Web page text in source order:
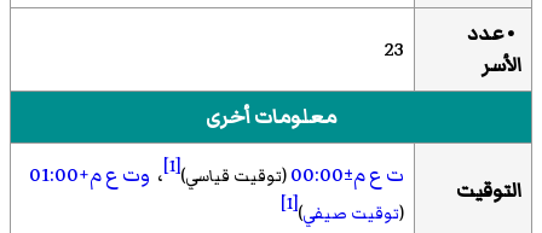
• عدد
الأسر
23
معلومات أخرى
التوقيت ت ع م±00:00 (توقيت قياسي)[1] ، وت ع م+01:00
(توقيت صيفي)
[1]